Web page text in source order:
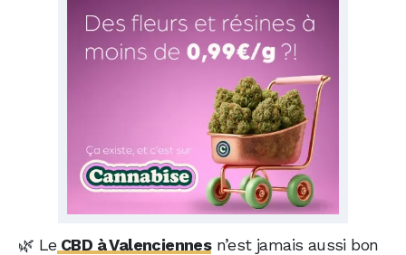
🌿 Le CBD à Valenciennesn’est jamais aussi bon